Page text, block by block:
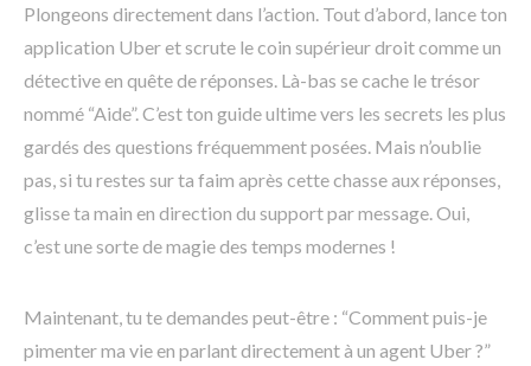
Plongeons directement dans l’action. Tout d’abord, lance ton
application Uber et scrute le coin supérieur droit comme un
détective en quête de réponses. Là-bas se cache le trésor
nommé “Aide”. C’est ton guide ultime vers les secrets les plus
gardés des questions fréquemment posées. Mais n’oublie
pas, si tu restes sur ta faim après cette chasse aux réponses,
glisse ta main en direction du support par message. Oui,
c’est une sorte de magie des temps modernes !
Maintenant, tu te demandes peut-être : “Comment puis-je
pimenter ma vie en parlant directement à un agent Uber ?”